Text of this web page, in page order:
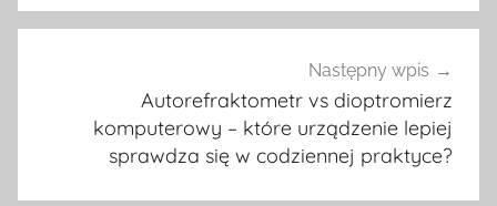
Następny wpis
Autorefraktometr vs dioptromierz
komputerowy – które urządzenie lepiej
sprawdza się w codziennej praktyce?